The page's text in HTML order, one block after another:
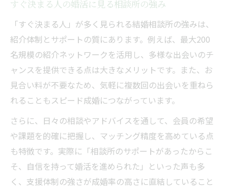
すぐ決まる人の婚活に見る相談所の強み
「すぐ決まる人」が多く見られる結婚相談所の強みは、
紹介体制とサポートの質にあります。例えば、最大200
名規模の紹介ネットワークを活用し、多様な出会いのチ
ャンスを提供できる点は大きなメリットです。また、お
見合い料が不要なため、気軽に複数回の出会いを重ねら
れることもスピード成婚につながっています。
さらに、日々の相談やアドバイスを通して、会員の希望
や課題を的確に把握し、マッチング精度を高めている点
も特徴です。実際に「相談所のサポートがあったからこ
そ、自信を持って婚活を進められた」といった声も多
く、支援体制の強さが成婚率の高さに直結していること